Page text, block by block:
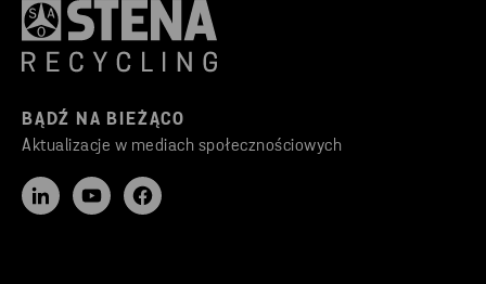
BĄDŹ NA BIEŻĄCO
Aktualizacje w mediach społecznościowych